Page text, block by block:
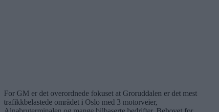
For GM er det overordnede fokuset at Groruddalen er det mest
trafikkbelastede området i Oslo med 3 motorveier,